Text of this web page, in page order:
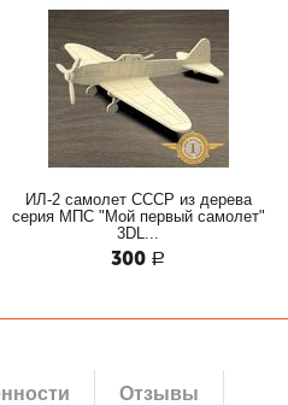
ИЛ-2 самолет СССР из дерева
серия МПС "Мой первый самолет"
3DL...
300 Р
Отзывы